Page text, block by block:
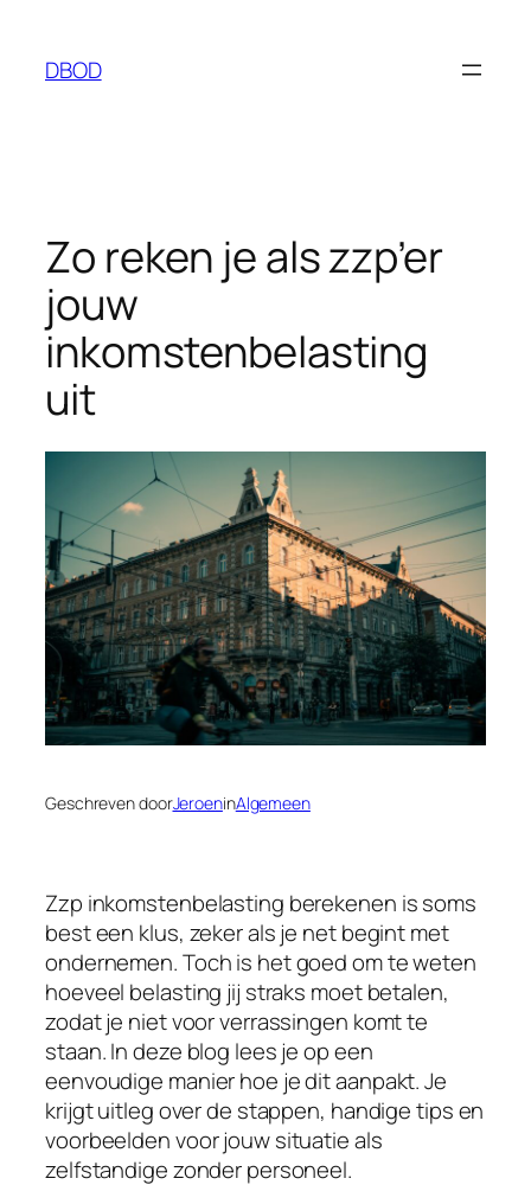
DBOD
Zo reken je als zzp’er
jouw
inkomstenbelasting
uit
Geschreven doorJeroeninAlgemeen
Zzp inkomstenbelasting berekenen is soms
best een klus, zeker als je net begint met
ondernemen. Toch is het goed om te weten
hoeveel belasting jij straks moet betalen,
zodat je niet voor verrassingen komt te
staan. In deze blog lees je op een
eenvoudige manier hoe je dit aanpakt. Je
krijgt uitleg over de stappen, handige tips en
voorbeelden voor jouw situatie als
zelfstandige zonder personeel.